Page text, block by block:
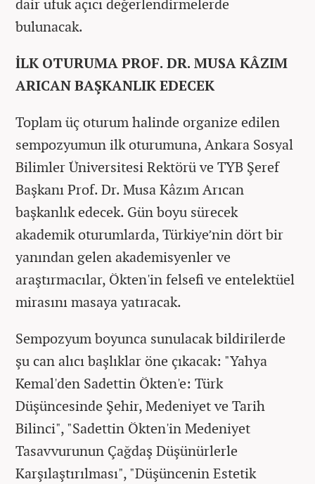
dair ufuk açıcı değerlendirmelerde
bulunacak.
İLK OTURUMA PROF. DR. MUSA KÂZIM
ARICAN BAŞKANLIK EDECEK
Toplam üç oturum halinde organize edilen
sempozyumun ilk oturumuna, Ankara Sosyal
Bilimler Üniversitesi Rektörü ve TYB Şeref
Başkanı Prof. Dr. Musa Kâzım Arıcan
başkanlık edecek. Gün boyu sürecek
akademik oturumlarda, Türkiye’nin dört bir
yanından gelen akademisyenler ve
araştırmacılar, Ökten'in felsefi ve entelektüel
mirasını masaya yatıracak.
Sempozyum boyunca sunulacak bildirilerde
şu can alıcı başlıklar öne çıkacak: "Yahya
Kemal'den Sadettin Ökten'e: Türk
Düşüncesinde Şehir, Medeniyet ve Tarih
Bilinci", "Sadettin Ökten'in Medeniyet
Tasavvurunun Çağdaş Düşünürlerle
Karşılaştırılması", "Düşüncenin Estetik